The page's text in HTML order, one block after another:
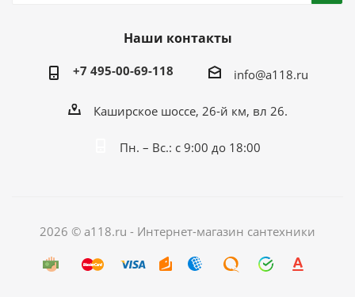
Наши контакты
+7 495-00-69-118 info@a118.ru
Каширское шоссе, 26-й км, вл 26.
Пн. – Вс.: с 9:00 до 18:00
2026 © a118.ru - Интернет-магазин сантехники